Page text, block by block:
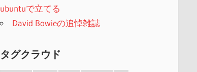
ubuntuで立てる
David Bowieの追悼雑誌
タグクラウド